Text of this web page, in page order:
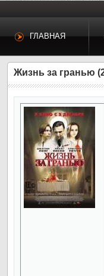
ГЛАВНАЯ
Жизнь за гранью